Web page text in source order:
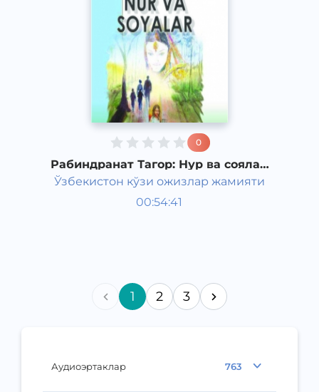
Аудиоэртаклар 763
0
Рабиндранат Тагор: Нур ва соялар
(3-қисм)
Ўзбекистон кўзи ожизлар жамияти
00:54:41
Жаҳон шеърияти
1 2 3